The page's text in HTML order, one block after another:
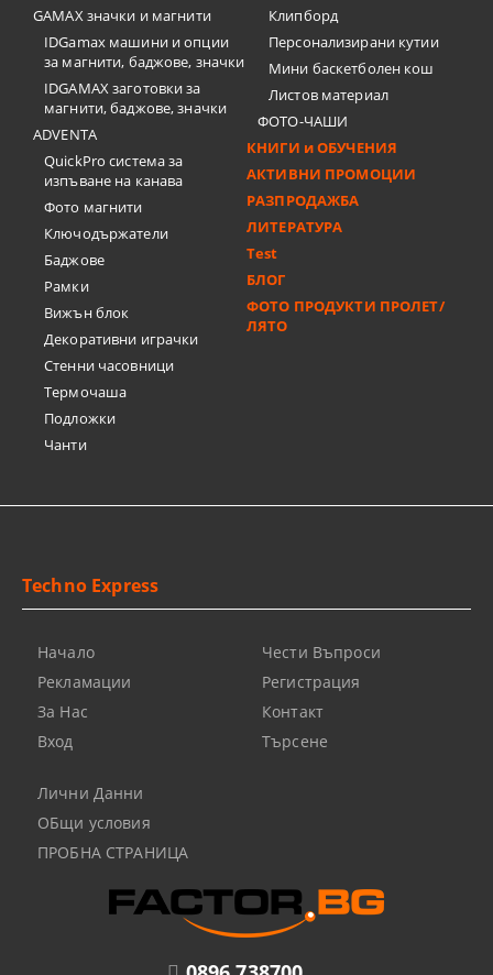
GAMAX значки и магнити
IDGamax машини и опции
за магнити, баджове, значки
IDGAMAX заготовки за
магнити, баджове, значки
ADVENTA
QuickPro система за
изпъване на канава
Фото магнити
Ключодържатели
Баджове
Рамки
Вижън блок
Декоративни играчки
Стенни часовници
Термочашa
Подложки
Чанти
Клипборд
Персонализирани кутии
Мини баскетболен кош
Листов материал
ФОТО-ЧАШИ
КНИГИ и ОБУЧЕНИЯ
АКТИВНИ ПРОМОЦИИ
РАЗПРОДАЖБА
ЛИТЕРАТУРА
Test
БЛОГ
ФОТО ПРОДУКТИ ПРОЛЕТ/
ЛЯТО
Techno Express
Начало
Рекламации
За Нас
Вход
Чести Въпроси
Регистрация
Контакт
Търсене
Лични Данни
ОБщи условия
ПРОБНА СТРАНИЦА